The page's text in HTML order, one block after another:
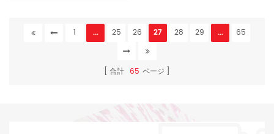
1 ... 25 26 27 28 29 ... 65
合計 65 ページ